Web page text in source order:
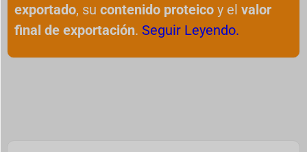
exportado, su contenido proteico y el valor
final de exportación. Seguir Leyendo.